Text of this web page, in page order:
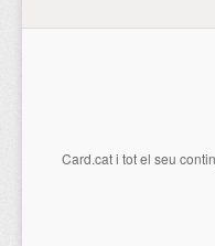
Card.cati tot el seu